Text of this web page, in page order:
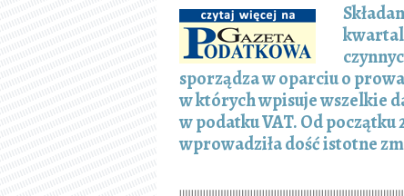
sporządza w oparciu o
w których wpisuje wszelkie
w podatku VAT. Od początku
wprowadziła dość istotne